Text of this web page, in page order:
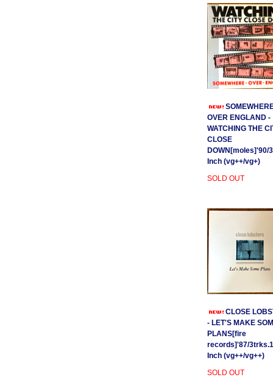
OVER ENGLAND -
WATCHING THE
CLOSE
DOWN[moles]'90/
Inch (vg++/vg+)
SOLD OUT
CLOSE
- LET'S MAKE
PLANS[fire
records]'87/
Inch (vg++/vg++)
SOLD OUT